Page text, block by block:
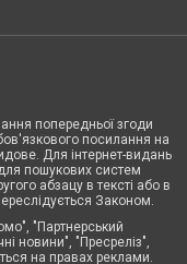
попередньої згоди
посилання на
Для інтернет-видань
пошукових систем
абзацу в тексті або в
Законом.
"Партнерський
новини", "Пресреліз",
на правах реклами.